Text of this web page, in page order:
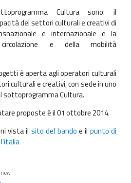
Cultura sono: il
dei settori culturali e creativi di
e internazionale e la
e della mobilità
è aperta agli operatori culturali
culturali e creativi, con sede in uno
sottoprogramma Cultura.
proposte è il 01 ottobre 2014.
vista il sito del bando e il punto di